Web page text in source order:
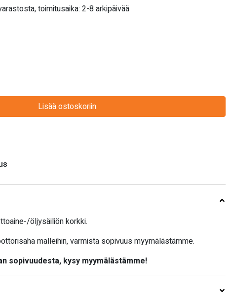
toimitusaika: 2-8 arkipäivää
Lisää ostoskoriin
öljysäiliön korkki.
malleihin, varmista sopivuus myymälästämme.
sopivuudesta, kysy myymälästämme!